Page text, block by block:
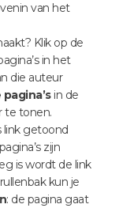
van het
Klik op de
in het
die auteur
in de
te tonen.
link getoond
zijn
is wordt de link
kun je
: de pagina gaat